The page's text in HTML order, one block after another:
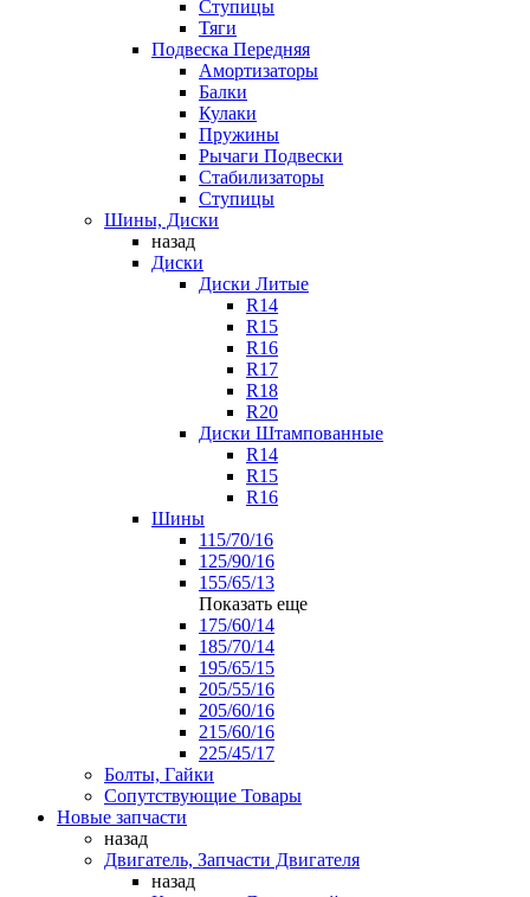
Ступицы
Тяги
Подвеска Передняя
Амортизаторы
Балки
Кулаки
Пружины
Рычаги Подвески
Стабилизаторы
Ступицы
Шины, Диски
назад
Диски
Диски Литые
R14
R15
R16
R17
R18
R20
Диски Штампованные
R14
R15
R16
Шины
115/70/16
125/90/16
155/65/13
Показать еще
175/60/14
185/70/14
195/65/15
205/55/16
205/60/16
215/60/16
225/45/17
Болты, Гайки
Сопутствующие Товары
Новые запчасти
назад
Двигатель, Запчасти Двигателя
назад